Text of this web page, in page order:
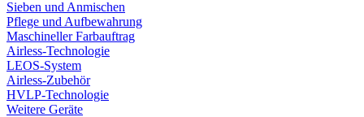
Sieben und Anmischen
Pflege und Aufbewahrung
Maschineller Farbauftrag
Airless-Technologie
LEOS-System
Airless-Zubehör
HVLP-Technologie
Weitere Geräte